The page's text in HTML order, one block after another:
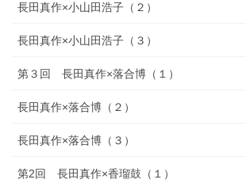
長田真作×小山田浩子（２）
長田真作×小山田浩子（３）
第３回 長田真作×落合博（１）
長田真作×落合博（２）
長田真作×落合博（３）
第2回 長田真作×香瑠鼓（１）